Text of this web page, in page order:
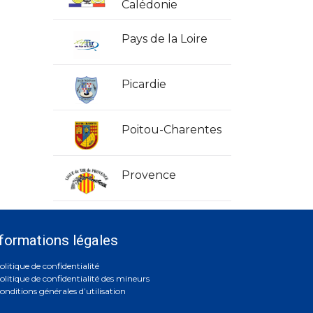
Calédonie
Pays de la Loire
Picardie
Poitou-Charentes
Provence
légales
de confidentialité
de confidentialité des mineurs
générales d’utilisation